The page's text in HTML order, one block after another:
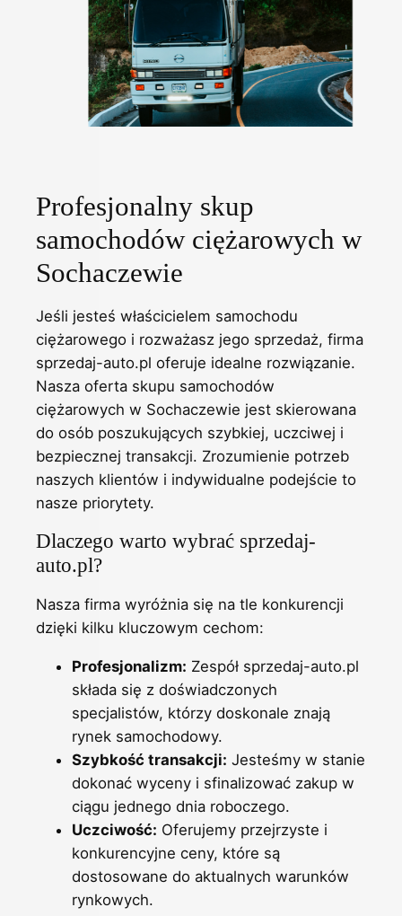
Profesjonalny skup
samochodów ciężarowych w
Sochaczewie
Jeśli jesteś właścicielem samochodu
ciężarowego i rozważasz jego sprzedaż, firma
sprzedaj-auto.pl oferuje idealne rozwiązanie.
Nasza oferta skupu samochodów
ciężarowych w Sochaczewie jest skierowana
do osób poszukujących szybkiej, uczciwej i
bezpiecznej transakcji. Zrozumienie potrzeb
naszych klientów i indywidualne podejście to
nasze priorytety.
Dlaczego warto wybrać sprzedaj-
auto.pl?
Nasza firma wyróżnia się na tle konkurencji
dzięki kilku kluczowym cechom:
Profesjonalizm: Zespół sprzedaj-auto.pl
składa się z doświadczonych
specjalistów, którzy doskonale znają
rynek samochodowy.
Szybkość transakcji: Jesteśmy w stanie
dokonać wyceny i sfinalizować zakup w
ciągu jednego dnia roboczego.
Uczciwość: Oferujemy przejrzyste i
konkurencyjne ceny, które są
dostosowane do aktualnych warunków
rynkowych.